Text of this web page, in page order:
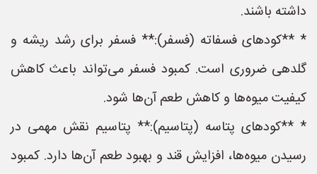
داشته باشند.
* **کودهای فسفاته (فسفر):** فسفر برای رشد ریشه و
گلدهی ضروری است. کمبود فسفر می‌تواند باعث کاهش
کیفیت میوه‌ها و کاهش طعم آن‌ها شود.
* **کودهای پتاسه (پتاسیم):** پتاسیم نقش مهمی در
رسیدن میوه‌ها، افزایش قند و بهبود طعم آن‌ها دارد. کمبود